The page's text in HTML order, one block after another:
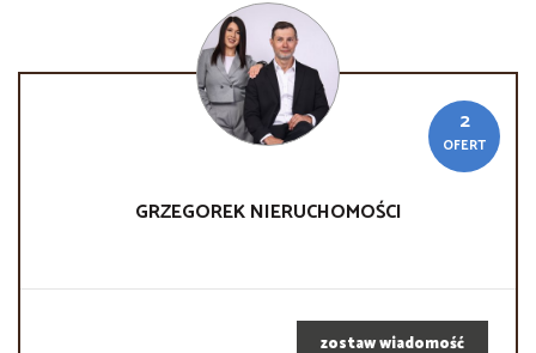
2
OFERT
GRZEGOREKNIERUCHOMOŚCI
zostaw wiadomość